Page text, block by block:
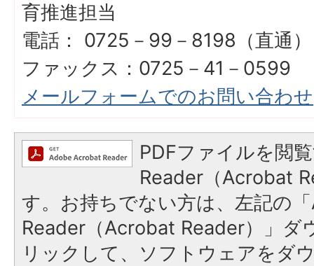
育推進担当
電話： 0725－99－8198（直通）
ファックス：0725－41－0599
メールフォームでのお問い合わせ
PDFファイルを閲
Reader（Acrobat
す。お持ちでない方は、左記の
Reader（Acrobat Reader）」ダ
リックして、ソフトウェアをダ